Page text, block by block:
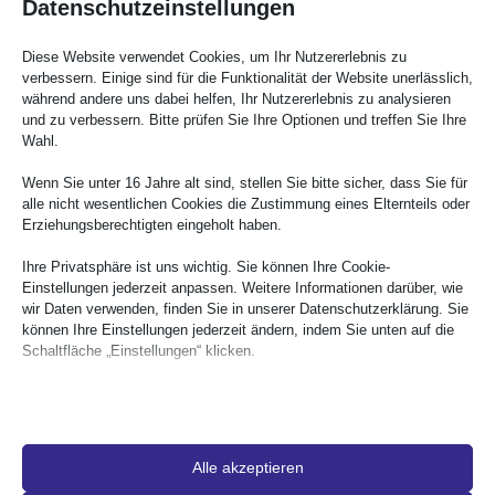
Beliebte Software und Dienste
Prüfen und korrigieren Sie die Ausgabe von Google
Workspace auf Barrierefreiheit.
Erkunden Sie den Grackle-Arbeitsbereich
Datenschutzeinstellungen
Diese Website verwendet Cookies, um Ihr Nutzererlebnis zu
verbessern. Einige sind für die Funktionalität der Website unerlässlich,
während andere uns dabei helfen, Ihr Nutzererlebnis zu analysieren
und zu verbessern. Bitte prüfen Sie Ihre Optionen und treffen Sie Ihre
Wahl.
Wenn Sie unter 16 Jahre alt sind, stellen Sie bitte sicher, dass Sie für
alle nicht wesentlichen Cookies die Zustimmung eines Elternteils oder
Erziehungsberechtigten eingeholt haben.
Ihre Privatsphäre ist uns wichtig. Sie können Ihre Cookie-
Einstellungen jederzeit anpassen. Weitere Informationen darüber, wie
wir Daten verwenden, finden Sie in unserer Datenschutzerklärung. Sie
können Ihre Einstellungen jederzeit ändern, indem Sie unten auf die
Schaltfläche „Einstellungen“ klicken.
Alle akzeptieren